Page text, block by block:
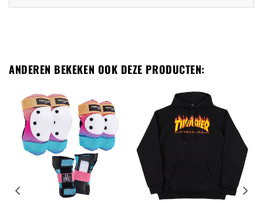
ANDEREN BEKEKEN OOK DEZE PRODUCTEN: